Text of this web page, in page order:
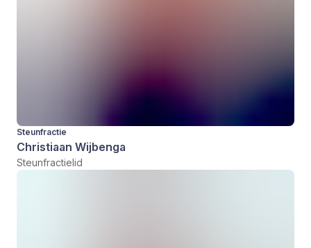
Steunfractie
Christiaan Wijbenga
Steunfractielid